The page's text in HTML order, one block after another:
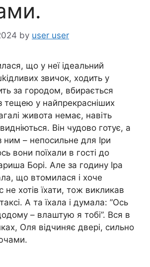
by user user
що у неї ідеальний
звичок, ходить у
за городом, вбирається
тещею у найпрекрасніших
живота немає, навіть
Він чудово готує, а
ним – непосильне для Іри
вони поїхали в гості до
Борі. Але за годину Іра
що втомилася і хоче
хотів їхати, тож викликав
А та їхала і думала: ”Ось
– влаштую я тобі”. Вся в
Оля відчиняє двері, сильно